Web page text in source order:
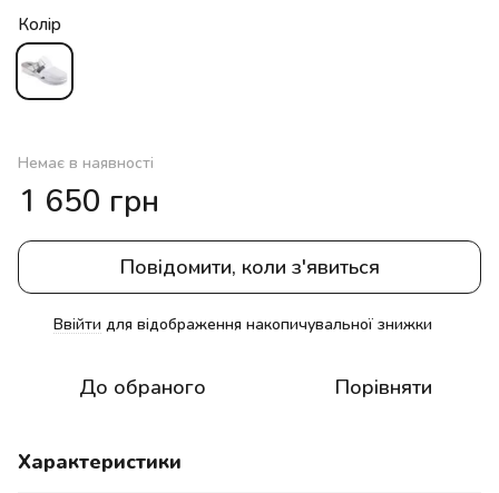
Колір
Немає в наявності
1 650 грн
Повідомити, коли з'явиться
Ввійти для відображення накопичувальної знижки
До обраного Порівняти
Характеристики